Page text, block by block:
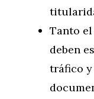
Tanto
deben
tráfico